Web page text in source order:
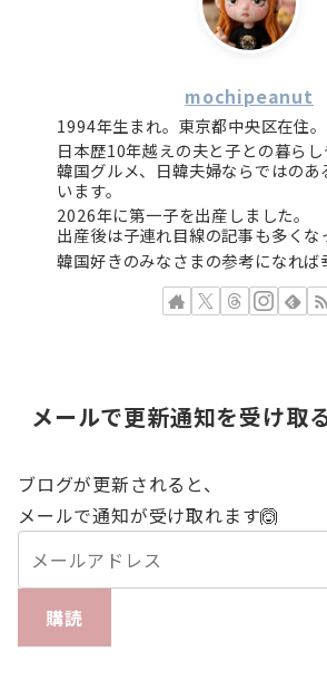
mochipeanut
1994年生まれ。東京都中央区在住。
日本歴10年越えの夫と子との暮らし
韓国グルメ、日韓夫婦ならではのあ
います。
2026年に第一子を出産しました。
出産後は子連れ目線の記事も多くな
韓国好きのみなさまの参考になれば
メールで更新通知を受け取
ブログが更新されると、
メールで通知が受け取れます🙆
購読